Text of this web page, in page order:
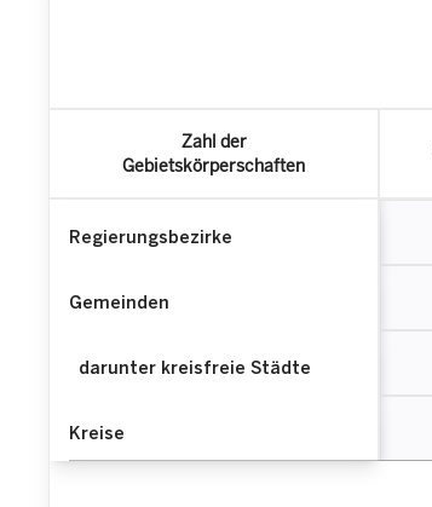
Zahl der
Gebietskörperschaften
Regierungsbezirke
Gemeinden
darunter kreisfreie Städte
Kreise